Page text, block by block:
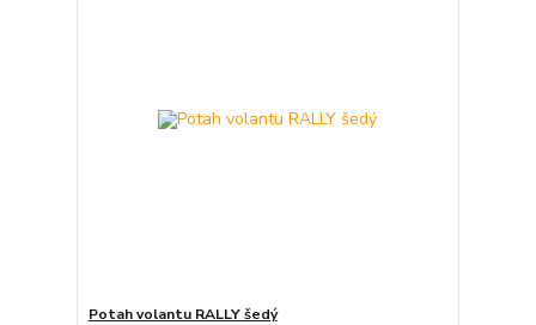
Potah volantu RALLY šedý